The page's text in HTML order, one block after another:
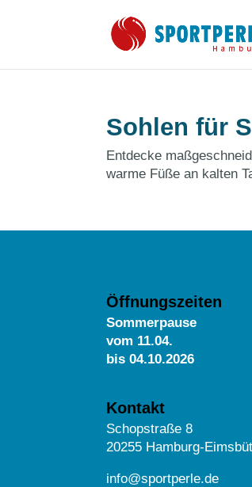
Sohlen für
Entdecke
warme Füße an kalten
Öffnungszeiten
Sommerpause
vom 11.04.
bis 04.10.2026
Kontakt
Schopstraße 8
20255 Hamburg-
info@sportperle.de